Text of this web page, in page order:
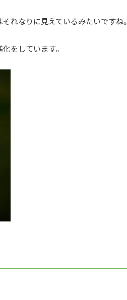
れなりに見えているみたいですね。
をしています。